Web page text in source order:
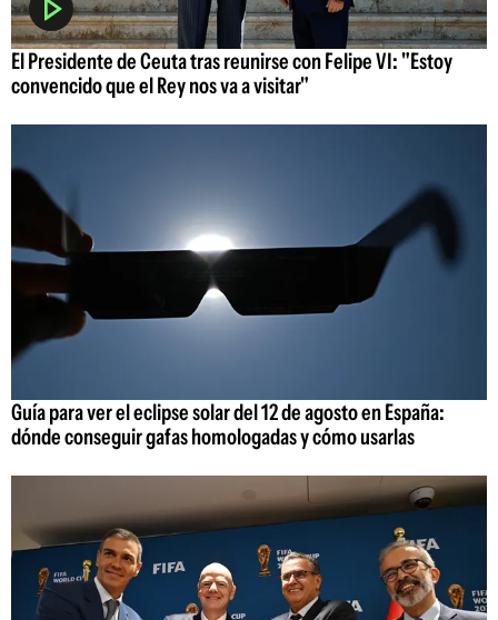
El Presidente de Ceuta tras reunirse con Felipe VI: "Estoy
convencido que el Rey nos va a visitar"
Guía para ver el eclipse solar del 12 de agosto en España:
dónde conseguir gafas homologadas y cómo usarlas